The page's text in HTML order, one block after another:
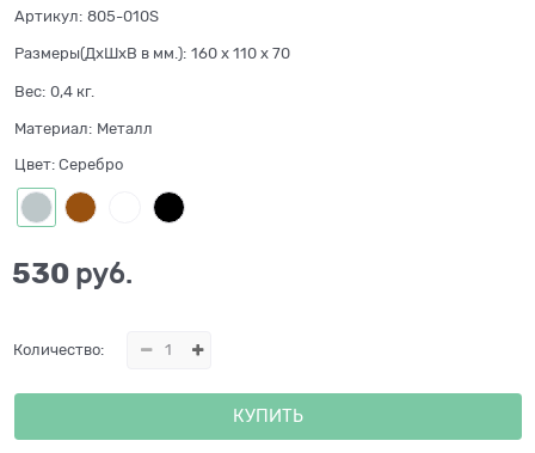
Артикул: 805-010S
Размеры(ДхШхВ в мм.): 160 x 110 x 70
Вес: 0,4 кг.
Материал: Металл
Цвет: Серебро
530 руб.
Количество:
КУПИТЬ